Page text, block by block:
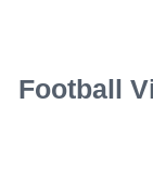
Football